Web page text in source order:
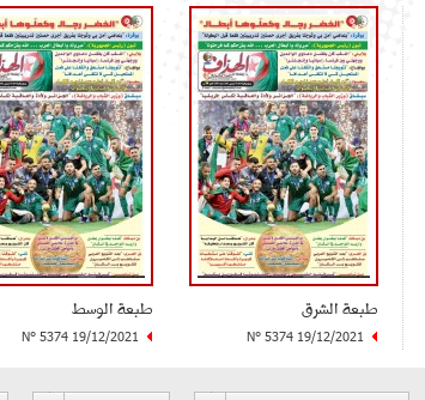
طبعة الشرق
N° 5374 19/12/2021
طبعة الوسط
N° 5374 19/12/2021